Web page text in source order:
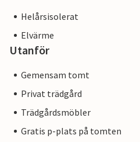
Helårsisolerat
Elvärme
Utanför
Gemensam tomt
Privat trädgård
Trädgårdsmöbler
Gratis p-plats på tomten